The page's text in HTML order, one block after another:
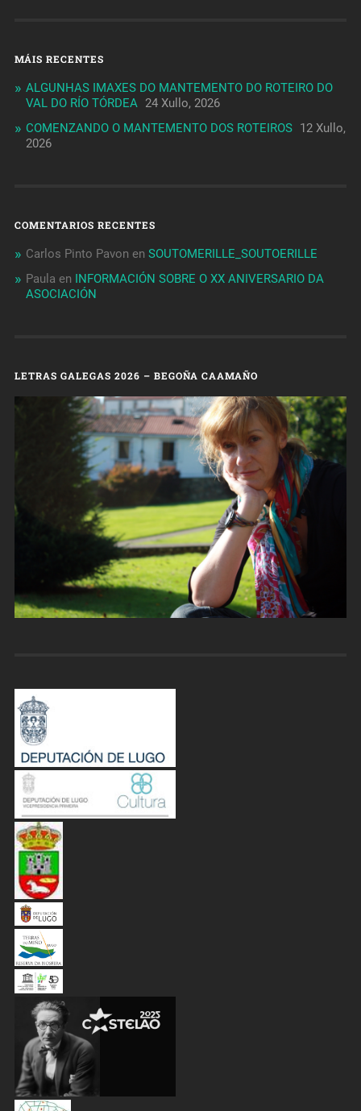
MÁIS RECENTES
ALGUNHAS IMAXES DO MANTEMENTO DO ROTEIRO DO
VAL DO RÍO TÓRDEA 24 Xullo, 2026
COMENZANDO O MANTEMENTO DOS ROTEIROS 12 Xullo,
2026
COMENTARIOS RECENTES
Carlos Pinto Pavon en SOUTOMERILLE_SOUTOERILLE
Paula en
INFORMACIÓN SOBRE O XX ANIVERSARIO DA
ASOCIACIÓN
LETRAS GALEGAS 2026 – BEGOÑA CAAMAÑO